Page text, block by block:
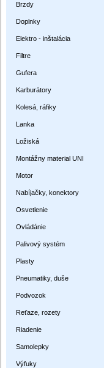
Brzdy
Doplnky
Elektro - inštalácia
Filtre
Gufera
Karburátory
Kolesá, ráfiky
Lanka
Ložiská
Montážny material UNI
Motor
Nabíjačky, konektory
Osvetlenie
Ovládánie
Palivový systém
Plasty
Pneumatiky, duše
Podvozok
Reťaze, rozety
Riadenie
Samolepky
Výfuky